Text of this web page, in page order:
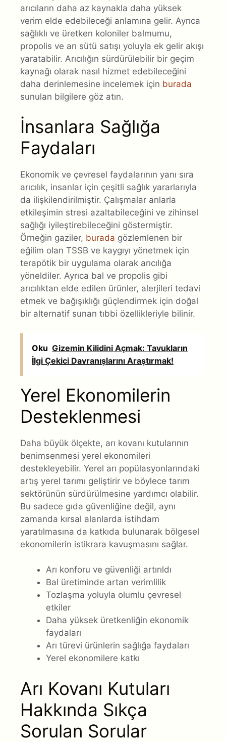
arıcıların daha az kaynakla daha yüksek
verim elde edebileceği anlamına gelir. Ayrıca
sağlıklı ve üretken koloniler balmumu,
propolis ve arı sütü satışı yoluyla ek gelir akışı
yaratabilir. Arıcılığın sürdürülebilir bir geçim
kaynağı olarak nasıl hizmet edebileceğini
daha derinlemesine incelemek için burada
sunulan bilgilere göz atın.
İnsanlara Sağlığa
Faydaları
Ekonomik ve çevresel faydalarının yanı sıra
arıcılık, insanlar için çeşitli sağlık yararlarıyla
da ilişkilendirilmiştir. Çalışmalar arılarla
etkileşimin stresi azaltabileceğini ve zihinsel
sağlığı iyileştirebileceğini göstermiştir.
Örneğin gaziler, burada gözlemlenen bir
eğilim olan TSSB ve kaygıyı yönetmek için
terapötik bir uygulama olarak arıcılığa
yöneldiler. Ayrıca bal ve propolis gibi
arıcılıktan elde edilen ürünler, alerjileri tedavi
etmek ve bağışıklığı güçlendirmek için doğal
bir alternatif sunan tıbbi özellikleriyle bilinir.
Oku Gizemin Kilidini Açmak: Tavukların
İlgi Çekici Davranışlarını Araştırmak!
Yerel Ekonomilerin
Desteklenmesi
Daha büyük ölçekte, arı kovanı kutularının
benimsenmesi yerel ekonomileri
destekleyebilir. Yerel arı popülasyonlarındaki
artış yerel tarımı geliştirir ve böylece tarım
sektörünün sürdürülmesine yardımcı olabilir.
Bu sadece gıda güvenliğine değil, aynı
zamanda kırsal alanlarda istihdam
yaratılmasına da katkıda bulunarak bölgesel
ekonomilerin istikrara kavuşmasını sağlar.
Arı konforu ve güvenliği artırıldı
Bal üretiminde artan verimlilik
Tozlaşma yoluyla olumlu çevresel
etkiler
Daha yüksek üretkenliğin ekonomik
faydaları
Arı türevi ürünlerin sağlığa faydaları
Yerel ekonomilere katkı
Arı Kovanı Kutuları
Hakkında Sıkça
Sorulan Sorular